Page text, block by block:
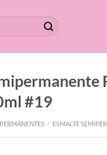
#19
/ ESMALTE